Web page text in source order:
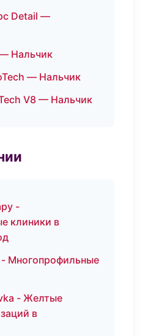
Detail —
Нальчик
— Нальчик
V8 — Нальчик
-
клиники в
Многопрофильные
- Желтые
в